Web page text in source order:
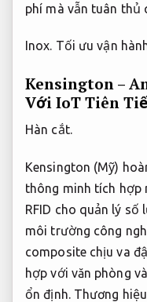
phí mà vẫn tuân thủ
Inox. Tối ưu vận
Kensington –
Với IoT Tiên
Hàn cắt.
Kensington (Mỹ)
thông minh tích hợp
RFID cho quản lý số
môi trường công
composite chịu va
hợp với văn phòng
ổn định.Thương